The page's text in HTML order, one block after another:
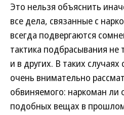
Это нельзя объяснить
все дела, связанные с
всегда подвергаются
тактика подбрасывания не
и в других. В таких
очень внимательно
обвиняемого: наркоман ли
подобных вещах в